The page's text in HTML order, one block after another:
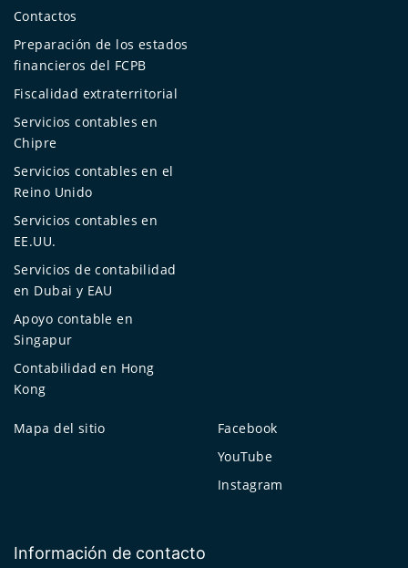
Contactos
Preparación de los estados
financieros del FCPB
Fiscalidad extraterritorial
Servicios contables en
Chipre
Servicios contables en el
Reino Unido
Servicios contables en
EE.UU.
Servicios de contabilidad
en Dubai y EAU
Apoyo contable en
Singapur
Contabilidad en Hong
Kong
Mapa del sitio
Facebook
YouTube
Instagram
Información de contacto